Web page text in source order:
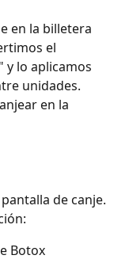
en la billetera
el
lo aplicamos
unidades.
en la
de canje.
Botox